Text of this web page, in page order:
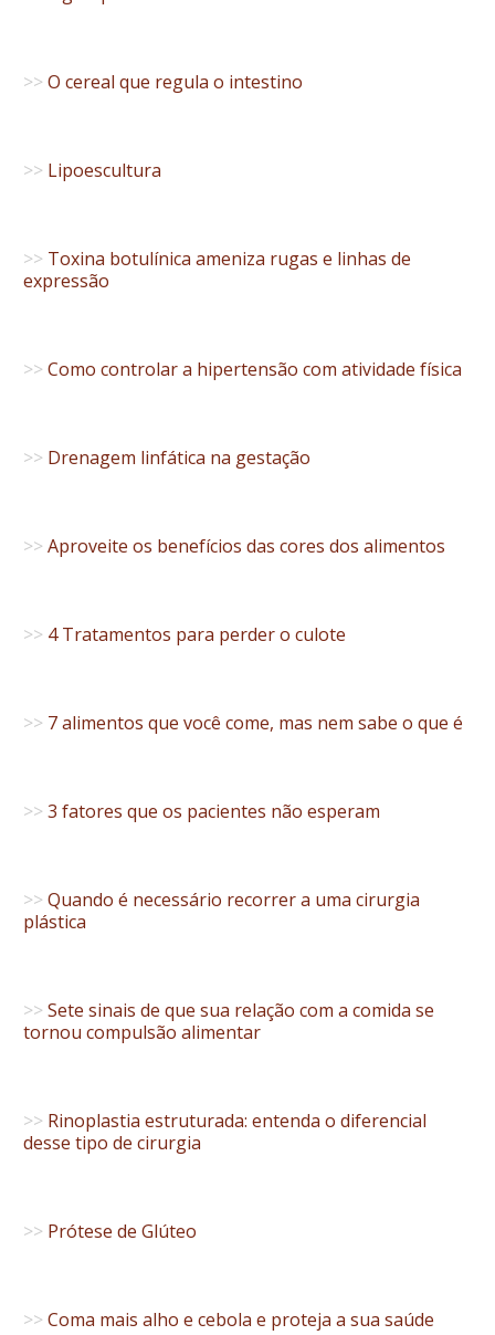
>> O cereal que regula o intestino
>> Lipoescultura
>> Toxina botulínica ameniza rugas e linhas de
expressão
>> Como controlar a hipertensão com atividade física
>> Drenagem linfática na gestação
>> Aproveite os benefícios das cores dos alimentos
>> 4 Tratamentos para perder o culote
>> 7 alimentos que você come, mas nem sabe o que é
>> 3 fatores que os pacientes não esperam
>> Quando é necessário recorrer a uma cirurgia
plástica
>> Sete sinais de que sua relação com a comida se
tornou compulsão alimentar
>> Rinoplastia estruturada: entenda o diferencial
desse tipo de cirurgia
>> Prótese de Glúteo
>> Coma mais alho e cebola e proteja a sua saúde